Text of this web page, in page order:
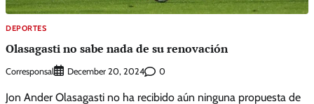
DEPORTES
Olasagasti no sabe nada de su renovación
Corresponsal December 20, 2024 0
Jon Ander Olasagasti no ha recibido aún ninguna propuesta de